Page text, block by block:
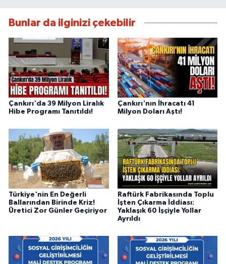
Bunlar da ilginizi çekebilir
Çankırı'da 39 Milyon Liralık
Hibe Programı Tanıtıldı!
Çankırı'nın İhracatı 41
Milyon Doları Aştı!
Türkiye'nin En Değerli
Ballarından Birinde Kriz!
Üretici Zor Günler Geçiriyor
Raftürk Fabrikasında Toplu
İşten Çıkarma İddiası:
Yaklaşık 60 İşçiyle Yollar
Ayrıldı